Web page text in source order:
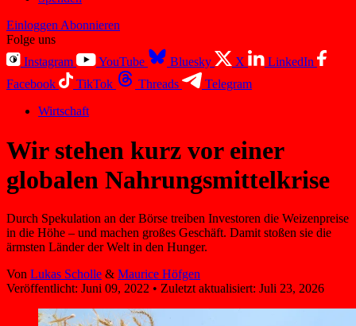
Einloggen Abonnieren
Folge uns
Instagram
YouTube Bluesky X
LinkedIn
Facebook
TikTok Threads
Telegram
Wirtschaft
Wir stehen kurz vor einer
globalen Nahrungsmittelkrise
Durch Spekulation an der Börse treiben Investoren die Weizenpreise
in die Höhe – und machen großes Geschäft. Damit stoßen sie die
ärmsten Länder der Welt in den Hunger.
Von Lukas Scholle & Maurice Höfgen
Veröffentlicht: Juni 09, 2022 • Zuletzt aktualisiert: Juli 23, 2026